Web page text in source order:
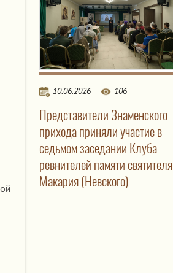
10.06.2026 106
Представители Знаменского
прихода приняли участие в
седьмом заседании Клуба
ревнителей памяти святителя
Макария (Невского)